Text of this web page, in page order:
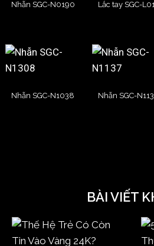
Nhẫn SGC-N0190 Lắc tay SGC-
Nhẫn SGC-N1038 Nhẫn SGC-
BÀI VIẾT